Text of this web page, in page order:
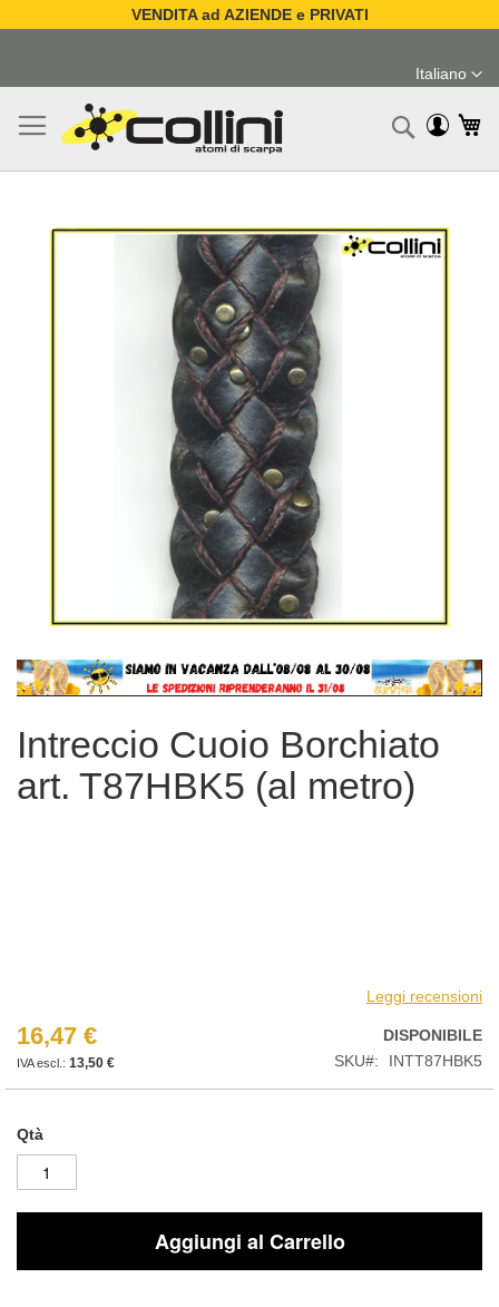
VENDITA ad AZIENDE e PRIVATI
contenuto
Lingua
Italiano
Vai
all'inizio
galleria
di
immagini
Intreccio Cuoio Borchiato
art. T87HBK5 (al metro)
Leggi recensioni
16,47 €
13,50 €
DISPONIBILE
SKU
INTT87HBK5
Qtà
Aggiungi al Carrello